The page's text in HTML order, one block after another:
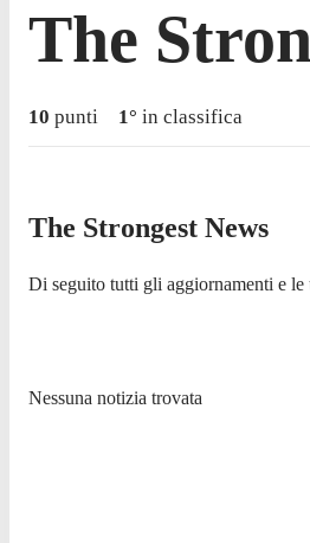
The
10 punti 1° in classifica
The Strongest News
Di seguito tutti gli aggiornamenti e
Nessuna notizia trovata